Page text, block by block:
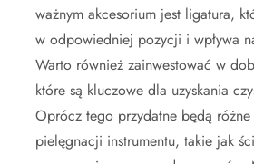
ważnym akcesorium jest ligatura,
w odpowiedniej pozycji i wpływa
Warto również zainwestować w
które są kluczowe dla uzyskania
Oprócz tego przydatne będą
pielęgnacji instrumentu, takie jak